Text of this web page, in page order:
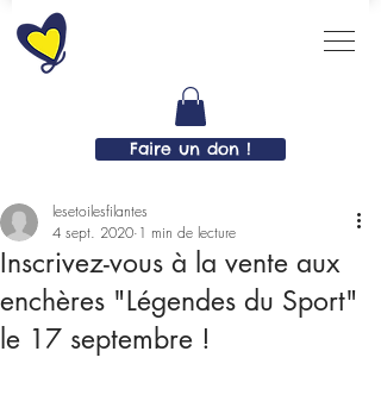
Faire un don !
Inscrivez-vous à la vente aux
enchères "Légendes du Sport"
le 17 septembre !
lesetoilesfilantes
4 sept. 2020 1 min de lecture